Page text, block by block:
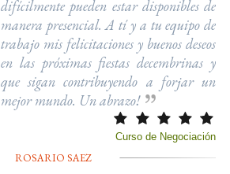
difícilmente pueden estar disponibles de
manera presencial. A tí y a tu equipo de
trabajo mis felicitaciones y buenos deseos
en las próximas fiestas decembrinas y
que sigan contribuyendo a forjar un
mejor mundo. Un abrazo!
Curso de Negociación
ROSARIO SAEZ